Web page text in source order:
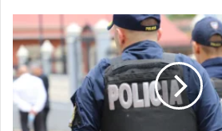
medidas
cautelares
a
oficiales
acusados
de